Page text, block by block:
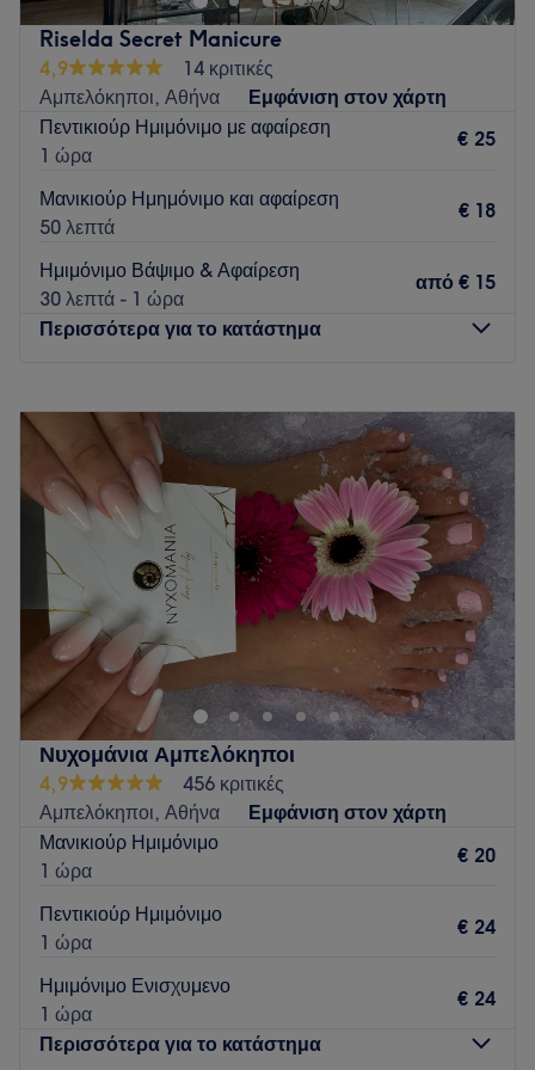
Riselda Secret Manicure
4,9
14 κριτικές
Αμπελόκηποι, Αθήνα
Εμφάνιση στον χάρτη
Πεντικιούρ Ημιμόνιμο με αφαίρεση
1 ώρα
€ 25
Μανικιούρ Ημημόνιμο και αφαίρεση
50 λεπτά
€ 18
Ημιμόνιμο Βάψιμο & Αφαίρεση
30 λεπτά - 1 ώρα
από € 15
Περισσότερα για το κατάστημα
Τρίτη
09:00 – 21:00
Τετάρτη
09:00–18:00
Πέμπτη
09:00– 21:00
Παρασκευή
09:00–21:00
09:00–18:00
Κυριακή
Κλειστό
Nail store
Go to venue
Νυχομάνια Αμπελόκηποι
4,9
456 κριτικές
Αμπελόκηποι, Αθήνα
Εμφάνιση στον χάρτη
Μανικιούρ Ημιμόνιμο
1 ώρα
€ 20
Πεντικιούρ Ημιμόνιμο
1 ώρα
€ 24
Ημιμόνιμο Ενισχυμενο
1 ώρα
€ 24
Περισσότερα για το κατάστημα